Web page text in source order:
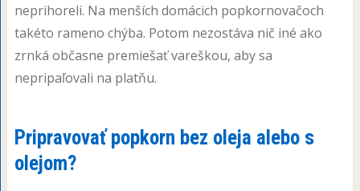
neprihoreli. Na menších domácich popkornovačoch
takéto rameno chýba. Potom nezostáva nič iné ako
zrnká občasne premiešať vareškou, aby sa
nepripaľovali na platňu.
Pripravovať popkorn bez oleja alebo s
olejom?